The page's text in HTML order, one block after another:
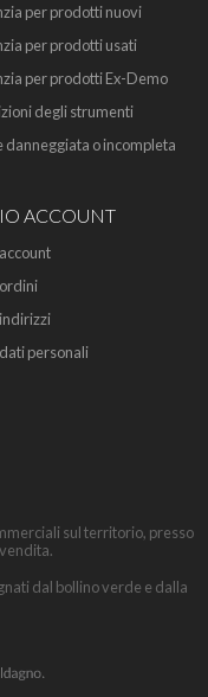
per prodotti nuovi
per prodotti usati
per prodotti Ex-Demo
degli strumenti
danneggiata o incompleta
ACCOUNT
personali
sul territorio, presso
dal bollino verde e dalla